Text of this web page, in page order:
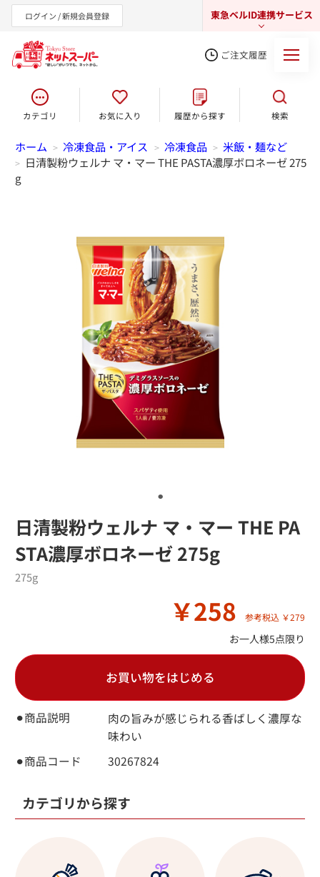
ログイン / 新規会員登録 東急ベルID連携サービス
東急オンラインショップ
ご注文履歴
カテゴリ お気に入り 履歴から探す 検索
ホーム > 冷凍食品・アイス > 冷凍食品 > 米飯・麺など
> 日清製粉ウェルナ マ・マー THE PASTA濃厚ボロネーゼ 275
g
日清製粉ウェルナ マ・マー THE PA
STA濃厚ボロネーゼ 275g
⚫︎商品説明
肉の旨みが感じられる香ばしく濃厚な
味わい
￥258 参考税込 ￥279
お一人様5点限り
⚫︎商品コード 30267824
275g
お買い物をはじめる
カテゴリから探す